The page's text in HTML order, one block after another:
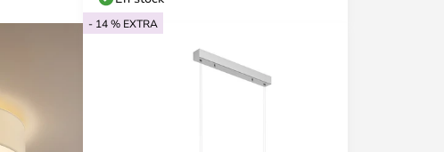
- 14 % EXTRA